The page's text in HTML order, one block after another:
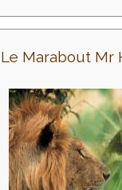
Le Marabout Mr